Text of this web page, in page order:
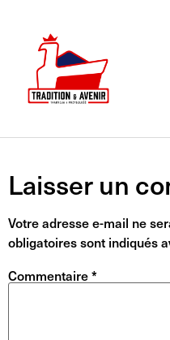
Laisser un
Votre adresse e-mail ne
obligatoires sont indiqués
Commentaire*